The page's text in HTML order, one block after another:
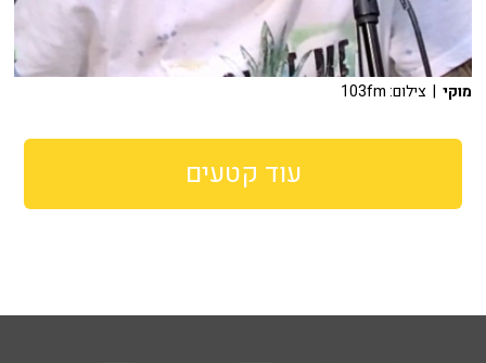
מוקי | צילום: 103fm
עוד קטעים